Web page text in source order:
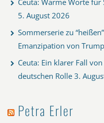
Ceuta: Warme Worte
5. August 2026
Sommerserie zu
Emanzipation von
Ceuta: Ein klarer Fall
deutschen Rolle 3.
Petra Erler